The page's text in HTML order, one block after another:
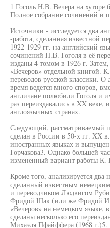
1 Гоголь Н.В. Вечера на
Полное собрание сочинений и
Источники - исследуется два
-работа, сделанная известной
1922-1929 гг. на английский
сочинений Н.В. Гоголя в её
изданы 4 томом в 1926 г.
«Вечеров» отдельной книгой.
переводов русской классики. О
время ведется много споров,
англичане полюбили Гоголя и
раз переиздавались в XX веке,
англоязычных странах.
Следующий, рассматриваемый
сделан в России в 50-х гг. XX
иностранных языках и
Горчакова3. Однако большей
измененный вариант работы К.
Кроме того, анализируется два
сделанный известным
и переводчиком Людвигом
Фридой Шак (или же Фридой
«Вечеров» на немецком
сделаны несколько его
Михаэля Пфайффера (1968 г.)5.